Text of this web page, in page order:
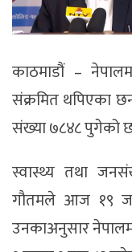
काठमाडौं –
संक्रमित थपिएका
संख्या ७८४८ पुगेको
स्वास्थ्य तथा
गौतमले आज १९
उनकाअनुसार